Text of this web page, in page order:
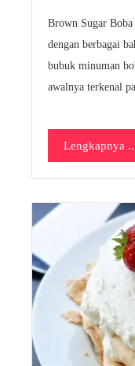
Brown Sugar
dengan berbagai
bubuk minuman
awalnya terkenal
Lengkapnya